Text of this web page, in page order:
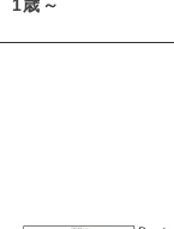
1歳～